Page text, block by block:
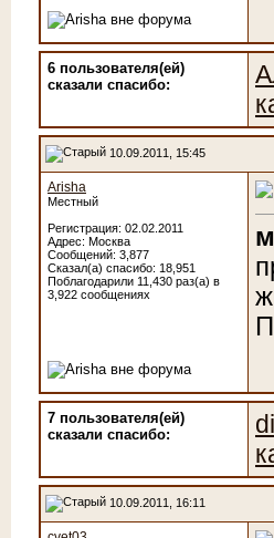
6 пользователя(ей)
сказали cпасибо:
10.09.2011, 15:45
Arisha
Местный
Регистрация: 02.02.2011
Адрес: Москва
Сообщений: 3,877
Сказал(а) спасибо: 18,951
Поблагодарили 11,430 раз(а) в
3,922 сообщениях
7 пользователя(ей)
сказали cпасибо:
10.09.2011, 16:11